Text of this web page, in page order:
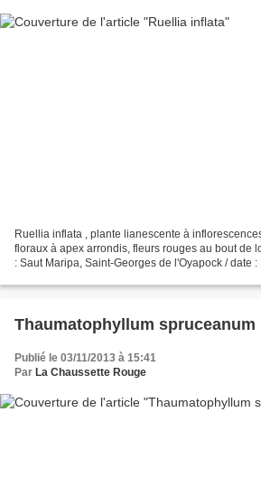
Ruellia inflata , plante lianescente à
floraux à apex arrondis, fleurs rouges au bout de
: Saut Maripa, Saint-Georges de l'Oyapock / date
Thaumatophyllum spruceanum
Publié le 03/11/2013 à 15:41
Par La Chaussette Rouge